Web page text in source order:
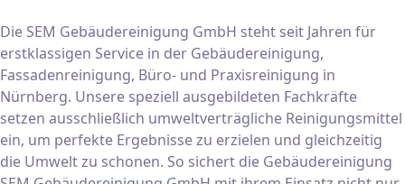
Die SEM Gebäudereinigung GmbH steht seit Jahren für
erstklassigen Service in der Gebäudereinigung,
Fassadenreinigung, Büro- und Praxisreinigung in
Nürnberg. Unsere speziell ausgebildeten Fachkräfte
setzen ausschließlich umweltverträgliche Reinigungsmittel
ein, um perfekte Ergebnisse zu erzielen und gleichzeitig
die Umwelt zu schonen. So sichert die Gebäudereinigung